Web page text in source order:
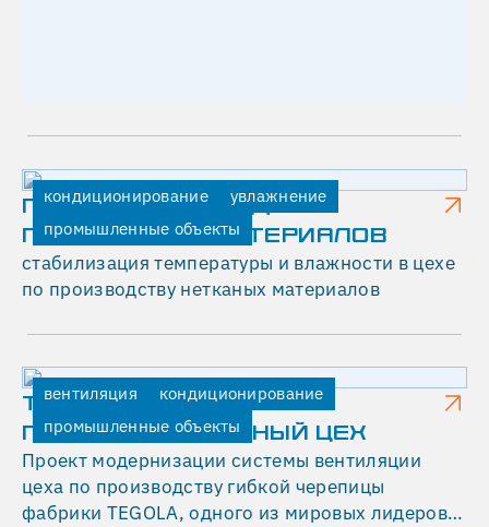
кондиционирование
увлажнение
промышленные объекты
ГЕКСА - ПРОИЗВОДСТВО
ПОЛИМЕРНЫХ МАТЕРИАЛОВ
стабилизация температуры и влажности в цехе
по производству нетканых материалов
вентиляция
кондиционирование
промышленные объекты
ТЕГОЛА РУФИНГ -
ПРОИЗВОДСТВЕННЫЙ ЦЕХ
Проект модернизации системы вентиляции
цеха по производству гибкой черепицы
фабрики TEGOLA, одного из мировых лидеров в
М
А
Т
И
К
А
.
П
О
М